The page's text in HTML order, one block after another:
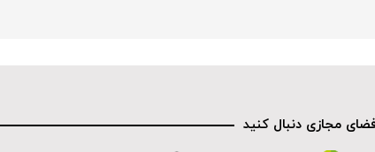
فضای مجازی دنبال کنید